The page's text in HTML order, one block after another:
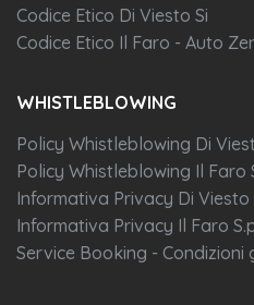
Codice Etico Di Viesto Si
Codice Etico Il Faro - Auto
WHISTLEBLOWING
Policy Whistleblowing Di
Policy Whistleblowing Il Faro
Informativa Privacy Di Viesto
Informativa Privacy Il Faro
Service Booking - Condizioni